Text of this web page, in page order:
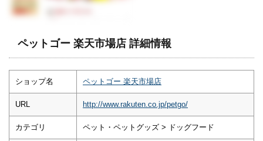
ペットゴー 楽天市場店 詳細情報
ショップ名 ペットゴー 楽天市場店
URL http://www.rakuten.co.jp/petgo/
カテゴリ ペット・ペットグッズ > ドッグフード